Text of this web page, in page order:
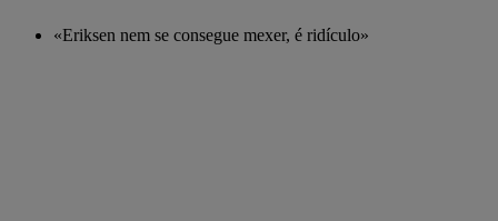
«Eriksen nem se consegue mexer, é ridículo»